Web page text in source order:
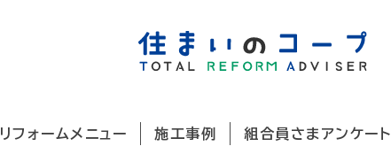
リフォームメニュー 施工事例 組合員さまアンケート